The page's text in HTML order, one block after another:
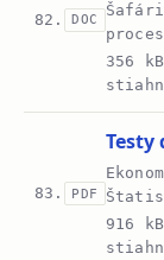
82. DOC
356
83. PDF
Testy
916